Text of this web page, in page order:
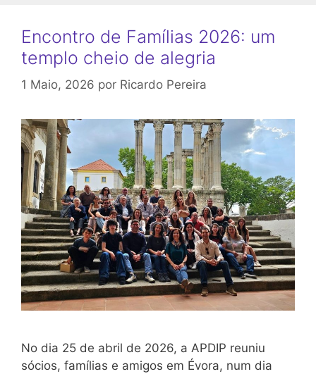
Encontro de Famílias 2026: um
templo cheio de alegria
1 Maio, 2026 por Ricardo Pereira
No dia 25 de abril de 2026, a APDIP reuniu
sócios, famílias e amigos em Évora, num dia